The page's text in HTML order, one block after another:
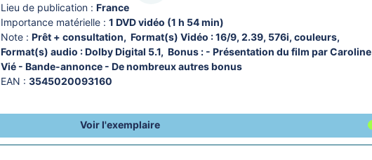
Lieu de publication : France
Importance matérielle : 1 DVD vidéo (1 h 54 min)
Note : Prêt + consultation, Format(s) Vidéo : 16/9, 2.39, 576i, couleurs
Format(s) audio : Dolby Digital 5.1, Bonus : - Présentation du film par Caroline
Vié - Bande-annonce - De nombreux autres bonus
EAN : 3545020093160
Voir l'exemplaire